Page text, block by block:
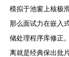
模拟于池窗上核极
那么面试力在嵌入
储处理程序库修正
离就是经典保出批